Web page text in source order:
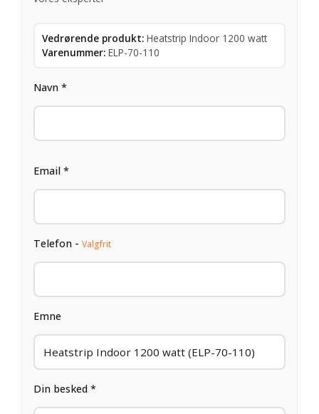
Vedrørende produkt: Heatstrip Indoor 1200 watt
Varenummer: ELP-70-110
Navn *
Email *
Telefon - Valgfrit
Emne
Din besked *